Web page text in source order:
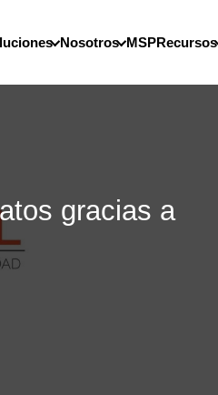
Nosotros MSPRecursos
gracias a